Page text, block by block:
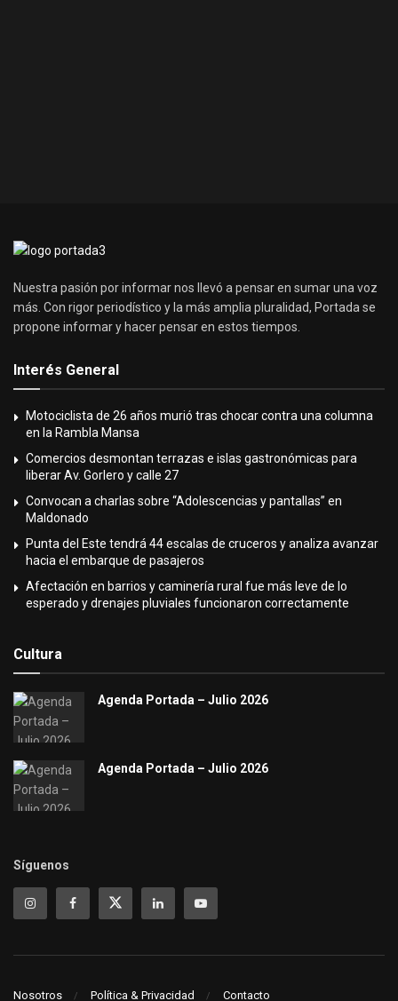
Nuestra pasión por informar nos llevó a pensar en sumar una voz
más. Con rigor periodístico y la más amplia pluralidad, Portada se
propone informar y hacer pensar en estos tiempos.
Interés General
Motociclista de 26 años murió tras chocar contra una columna
en la Rambla Mansa
Comercios desmontan terrazas e islas gastronómicas para
liberar Av. Gorlero y calle 27
Convocan a charlas sobre “Adolescencias y pantallas” en
Maldonado
Punta del Este tendrá 44 escalas de cruceros y analiza avanzar
hacia el embarque de pasajeros
Afectación en barrios y caminería rural fue más leve de lo
esperado y drenajes pluviales funcionaron correctamente
Cultura
Agenda Portada – Julio 2026
Agenda Portada – Julio 2026
Síguenos
Nosotros Política & Privacidad Contacto